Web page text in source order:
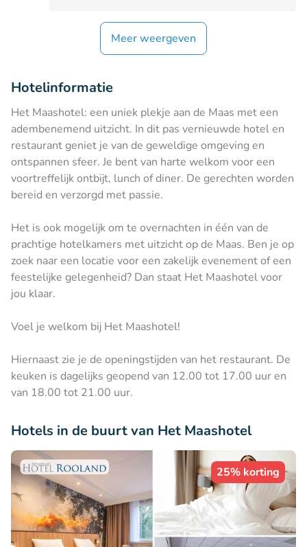
Meer weergeven
Hotelinformatie
Het Maashotel: een uniek plekje aan de Maas met een
adembenemend uitzicht. In dit pas vernieuwde hotel en
restaurant geniet je van de geweldige omgeving en
ontspannen sfeer. Je bent van harte welkom voor een
voortreffelijk ontbijt, lunch of diner. De gerechten worden
bereid en verzorgd met passie.
Het is ook mogelijk om te overnachten in één van de
prachtige hotelkamers met uitzicht op de Maas. Ben je op
zoek naar een locatie voor een zakelijk evenement of een
feestelijke gelegenheid? Dan staat Het Maashotel voor
jou klaar.
Voel je welkom bij Het Maashotel!
Hiernaast zie je de openingstijden van het restaurant. De
keuken is dagelijks geopend van 12.00 tot 17.00 uur en
van 18.00 tot 21.00 uur.
Hotels in de buurt van Het Maashotel
25% korting